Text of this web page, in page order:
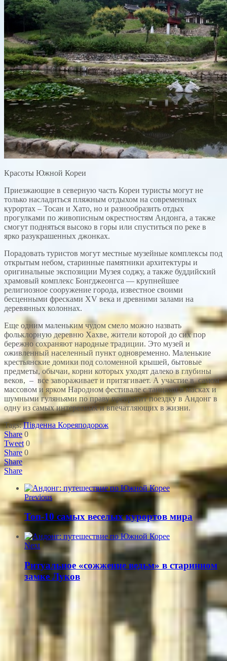
Красоты Южной Кореи
Приезжающие в северную часть Кореи туристы могут не
только насладиться пляжным отдыхом на современных
курортах – Тосан и Хато, но и разнообразить отдых
прогулками по живописным окрестностям Андонга, а также
смогут подняться высоко в горы или спуститься по реке в
ярко разукрашенных джонках.
Порадовать туристов могут местные музейные комплексы под
открытым небом, старинные памятники архитектуры и
оригинальные экспозиции Музея соджу, а также буддийский
храмовый комплекс Бонгджеонгса — крупнейшее
религиозное сооружение города, известное своими
бесценными фресками XV века и древними залами на
деревянных колоннах.
Еще одним маленьким чудом смело можно назвать
фольклорную деревню Хахве, жители которой до сих пор
бережно сохраняют народные традиции. Это музей и
оживленный населенный пункт одновременно. Маленькие
крестьянские домики под соломенной крышей, бытовые
предметы, обычаи, корни которых уходят далеко в глубины
веков, – все завораживает и притягивает. А участие в самом
массовом и ярком Народном фестивале с танцами в масках и
шумными гуляньями по праву превратит поездку в Андонг в
одну из самых интересных и впечатляющих в жизни.
Tags:Південна Кореяподорож
Share 0
Tweet 0
Share 0
Share
Share
Previous
Топ-10 самых веселых курортов мира
Next
Ритуальное «сожжение ведьм» в старинном
замке Луков